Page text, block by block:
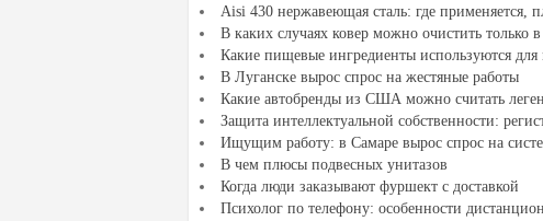
Aisi 430 нержавеющая сталь: где применяется,
В каких случаях ковер можно очистить только
Какие пищевые ингредиенты используются для
В Луганске вырос спрос на жестяные работы
Какие автобренды из США можно считать
Защита интеллектуальной собственности:
Ищущим работу: в Самаре вырос спрос на
В чем плюсы подвесных унитазов
Когда люди заказывают фуршект с доставкой
Психолог по телефону: особенности